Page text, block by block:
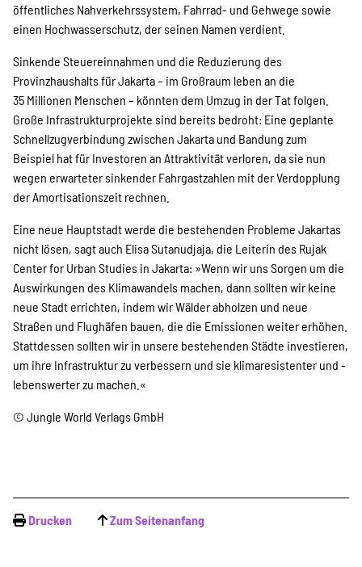
öffentliches Nahverkehrssystem, Fahrrad- und Gehwege sowie
einen Hochwasserschutz, der seinen Namen verdient.
Sinkende Steuereinnahmen und die Reduzierung des
Provinzhaushalts für Jakarta – im Großraum leben an die
35 Millionen Menschen – könnten dem Umzug in der Tat folgen.
Große Infrastrukturprojekte sind bereits bedroht: Eine geplante
Schnellzugverbindung zwischen Jakarta und Bandung zum
Beispiel hat für Investoren an Attraktivität verloren, da sie nun
wegen erwarteter sinkender Fahrgastzahlen mit der Verdopplung
der Amortisationszeit rechnen.
Eine neue Hauptstadt werde die bestehenden Probleme Jakartas
nicht ­lösen, sagt auch Elisa Sutanudjaja, die Leiterin des Rujak
Center for Urban Studies in Jakarta: »Wenn wir uns Sorgen um die
Auswirkungen des Klimawandels machen, dann sollten wir keine
neue Stadt errichten, indem wir Wälder abholzen und neue
Straßen und Flughäfen bauen, die die Emissionen weiter erhöhen.
Stattdessen sollten wir in unsere bestehenden Städte investieren,
um ihre Infrastruktur zu verbessern und sie klimaresistenter und ­
lebenswerter zu machen.«
© Jungle World Verlags GmbH
Drucken Zum Seitenanfang